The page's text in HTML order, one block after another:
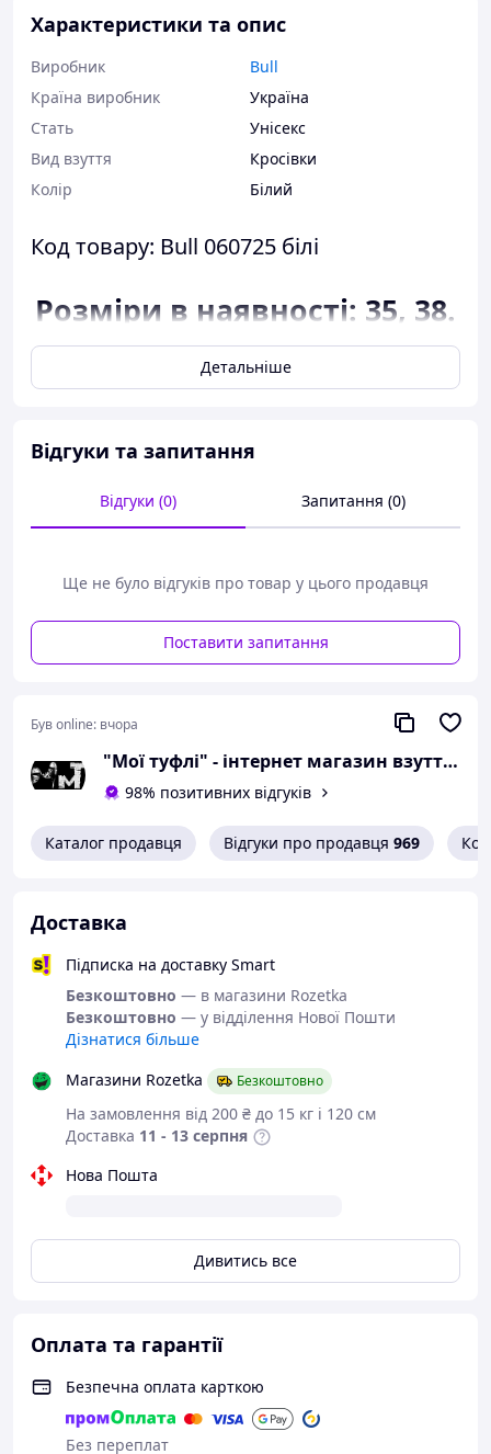
Характеристики та опис
Виробник
Bull
Країна виробник
Україна
Стать
Унісекс
Вид взуття
Кросівки
Колір
Білий
Код товару: Bull 060725 білі
Розміри в наявності: 35, 38.
Відповідність розміру до
довжини устілки:
сантиметра;
розмір 38 - 24,5
сантиметра.
необхідний розмір вказуйте в
Вам сподобалася модель
Зателефонуйте 067-9272731 / 050-
9336271 і уточніть наявність
необхідного Вам розміру.
Або задайте запитання на
simashkevichr@ukr.net
Якісне взуття від
українського
виробника
Зимові термо-
черевики
ТРЕКІНГ - прогулянки по пересіченій
місцевості, де можуть зустрічатися різні
Трекінгове взуття має особливості, які
відсутні у звичайному взутті:
- підошва має відмінне зчеплення з
з гострим камінням;
Чи можна трекінгове взуття носити в
повсякденному житті, в місті? Звичайно -
так, і при цьому в ньому може бути
Детальніше
Відгуки та запитання
Відгуки (0) Запитання (0)
Ще не було відгуків про товар у цього продавця
Поставити запитання
Був online: вчора
"Мої туфлі" - інтернет магазин взуття на всі випадки життя.
98% позитивних відгуків
Каталог продавця Відгуки про продавця 969
Доставка
Підписка на доставку Smart
Безкоштовно — в магазини Rozetka
Безкоштовно — у відділення Нової Пошти
Дізнатися більше
Магазини Rozetka
Безкоштовно
На замовлення від 200 ₴ до 15 кг і 120 см
Доставка 11 - 13 серпня
Нова Пошта
Дивитись все
Оплата та гарантії
Безпечна оплата карткою
Без переплат